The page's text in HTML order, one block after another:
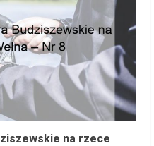
na rzece